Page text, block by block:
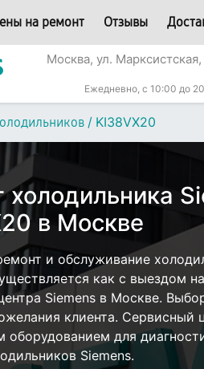
на ремонт Отзывы
Москва, ул.
Ежедневно, с 10:00 до
/ KI38VX20
холодильника
в Москве
и обслуживание
как с выездом
Siemens в Москве.
клиента. Сервисный
для
Siemens.